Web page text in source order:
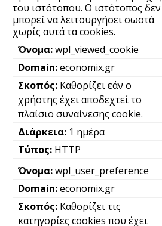
του ιστότοπου. Ο ιστότοπος δεν
μπορεί να λειτουργήσει σωστά
χωρίς αυτά τα cookies.
wpl_viewed_cookie
economix.gr
Καθορίζει εάν ο
χρήστης έχει αποδεχτεί το
πλαίσιο συναίνεσης cookie.
1 ημέρα
HTTP
wpl_user_preference
economix.gr
Καθορίζει τις
κατηγορίες cookies που έχει